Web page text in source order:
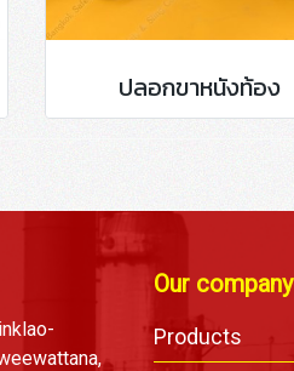
ปลอกขาหนังท้อง
Our company
Products